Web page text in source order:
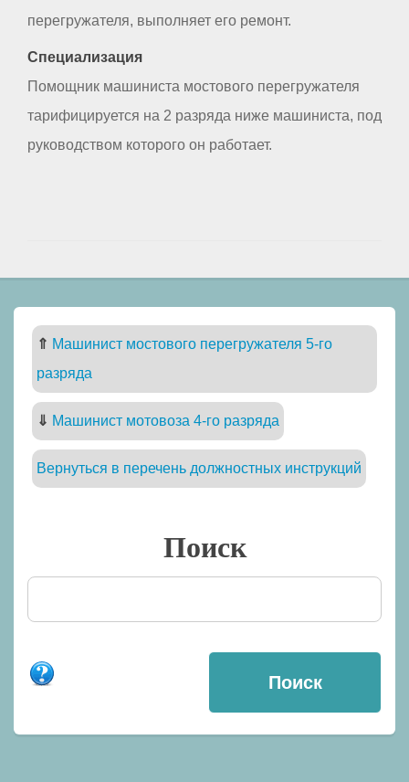
перегружателя, выполняет его ремонт.
Специализация
Помощник машиниста мостового перегружателя
тарифицируется на 2 разряда ниже машиниста, под
руководством которого он работает.
⇑ Машинист мостового перегружателя 5-го
разряда
⇓ Машинист мотовоза 4-го разряда
Вернуться в перечень должностных инструкций
Поиск